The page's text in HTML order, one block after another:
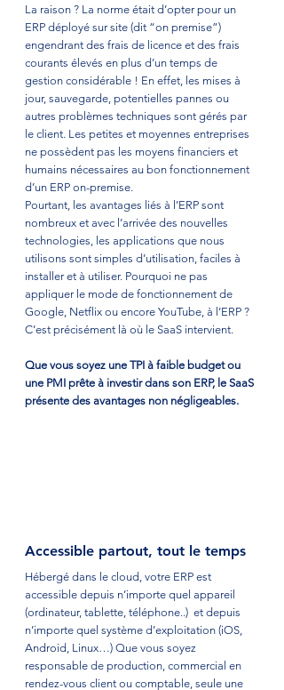
La raison ? La norme était d’opter pour un
ERP déployé sur site (dit “on premise”)
engendrant des frais de licence et des frais
courants élevés en plus d’un temps de
gestion considérable ! En effet, les mises à
jour, sauvegarde, potentielles pannes ou
autres problèmes techniques sont gérés par
le client. Les petites et moyennes entreprises
ne possèdent pas les moyens financiers et
humains nécessaires au bon fonctionnement
d’un ERP on-premise.
Pourtant, les avantages liés à l’ERP sont
nombreux et avec l’arrivée des nouvelles
technologies, les applications que nous
utilisons sont simples d’utilisation, faciles à
installer et à utiliser. Pourquoi ne pas
appliquer le mode de fonctionnement de
Google, Netflix ou encore YouTube, à l’ERP ?
C’est précisément là où le SaaS intervient.
Que vous soyez une TPI à faible budget ou
une PMI prête à investir dans son ERP, le SaaS
présente des avantages non négligeables.
Accessible partout, tout le temps
Hébergé dans le cloud, votre ERP est
accessible depuis n’importe quel appareil
(ordinateur, tablette, téléphone..)  et depuis
n’importe quel système d’exploitation (iOS,
Android, Linux…) Que vous soyez
responsable de production, commercial en
rendez-vous client ou comptable, seule une